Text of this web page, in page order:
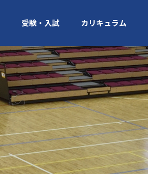
受験・入試 カリキュラム